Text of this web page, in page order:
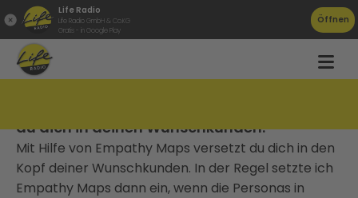
Life Radio
Life Radio GmbH & Co.KG
Gratis - in Google Play
Öffnen
du dich in deinen Wunschkunden.
Mit Hilfe von Empathy Maps versetzt du dich in den
Kopf deiner Wunschkunden. In der Regel setzte ich
Empathy Maps dann ein, wenn die Personas in